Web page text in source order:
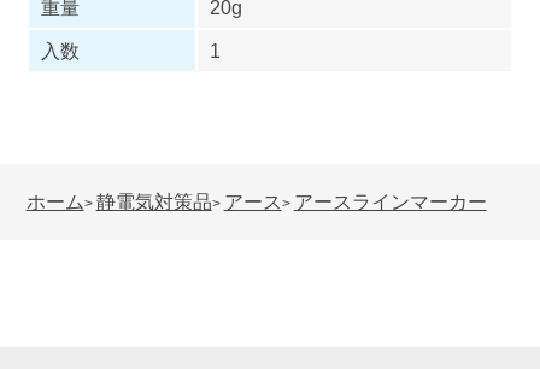
重量
20g
入数
1
ホーム> 静電気対策品> アース > アースラインマーカー